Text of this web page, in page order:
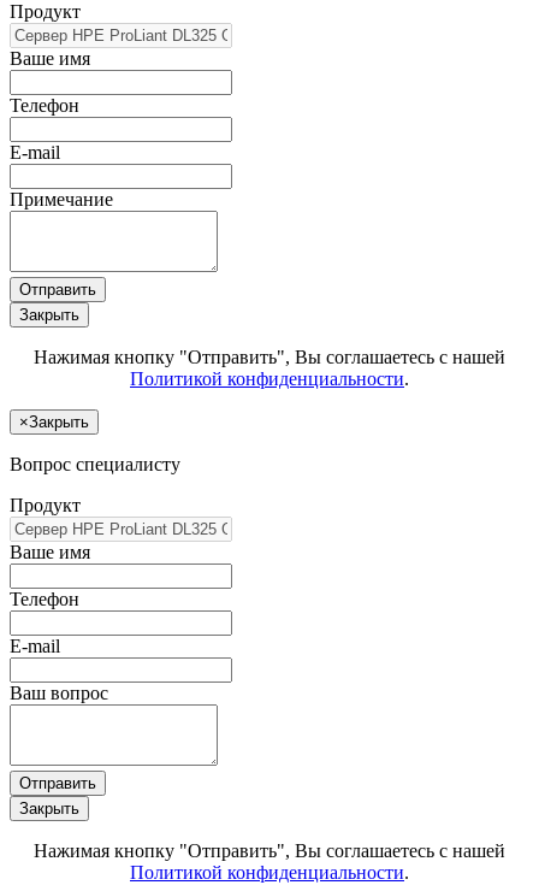
Продукт
Ваше имя
Телефон
E-mail
Примечание
Отправить
Закрыть
Нажимая кнопку "Отправить", Вы соглашаетесь с нашей
Политикой конфиденциальности.
×Закрыть
Вопрос специалисту
Продукт
Ваше имя
Телефон
E-mail
Ваш вопрос
Отправить
Закрыть
Нажимая кнопку "Отправить", Вы соглашаетесь с нашей
Политикой конфиденциальности.